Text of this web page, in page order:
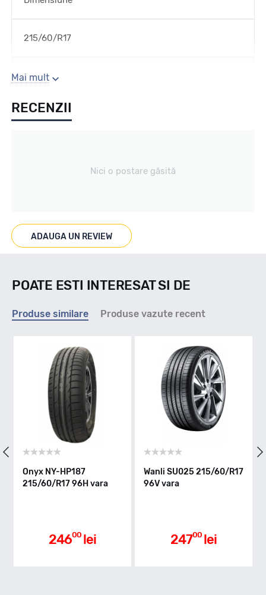
215/60/R17
Sezon
Vara
Marcaje
Indice greutate
Clasa de eficienta
C
Mai mult
RECENZII
Nici o postare găsită
ADAUGA UN REVIEW
POATE ESTI INTERESAT SI DE
Produse similare Produse vazute recent
Onyx NY-HP187
215/60/R17 96H vara
24600 lei
Wanli SU025 215/60/R17
96V vara
24700 lei